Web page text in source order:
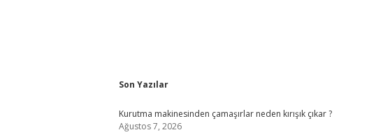
Sidebar
Son Yazılar
Kurutma makinesinden çamaşırlar neden kırışık çıkar ?
Ağustos 7, 2026